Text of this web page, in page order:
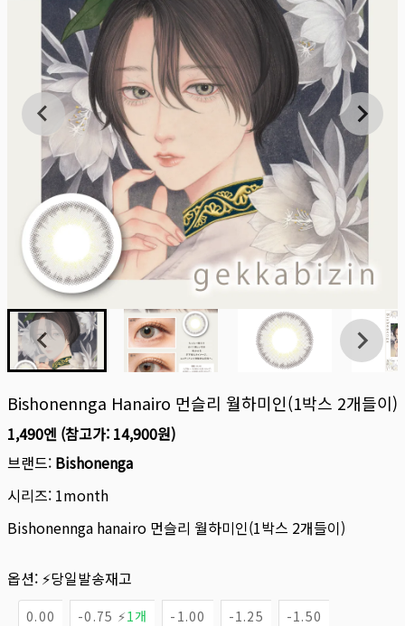
Bishonennga Hanairo 먼슬리 월하미인(1박스 2개들이)
1,490엔 (참고가: 14,900원)
브랜드: Bishonenga
시리즈: 1month
Bishonennga hanairo 먼슬리 월하미인(1박스 2개들이)
옵션: ⚡당일발송재고
0.00 -0.75 ⚡1개 -1.00 -1.25 -1.50